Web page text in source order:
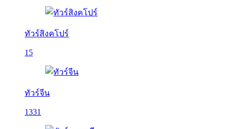
ทัวร์สิงคโปร์
15
ทัวร์จีน
1331